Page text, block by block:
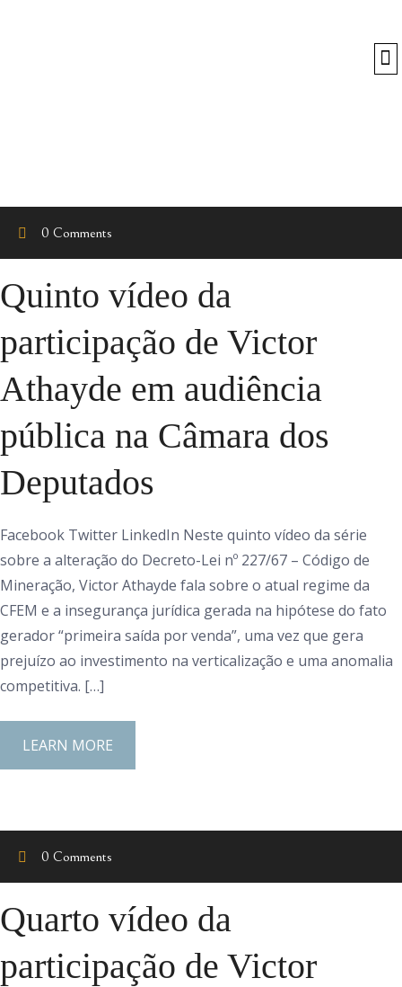
0 Comments
Quinto vídeo da
participação de Victor
Athayde em audiência
pública na Câmara dos
Deputados
Facebook Twitter LinkedIn Neste quinto vídeo da série
sobre a alteração do Decreto-Lei nº 227/67 – Código de
Mineração, Victor Athayde fala sobre o atual regime da
CFEM e a insegurança jurídica gerada na hipótese do fato
gerador “primeira saída por venda”, uma vez que gera
prejuízo ao investimento na verticalização e uma anomalia
competitiva. […]
LEARN MORE
0 Comments
Quarto vídeo da
participação de Victor